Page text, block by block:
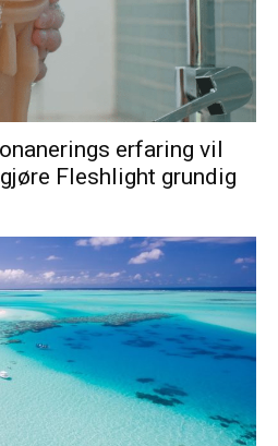
erfaring vil
Fleshlight grundig